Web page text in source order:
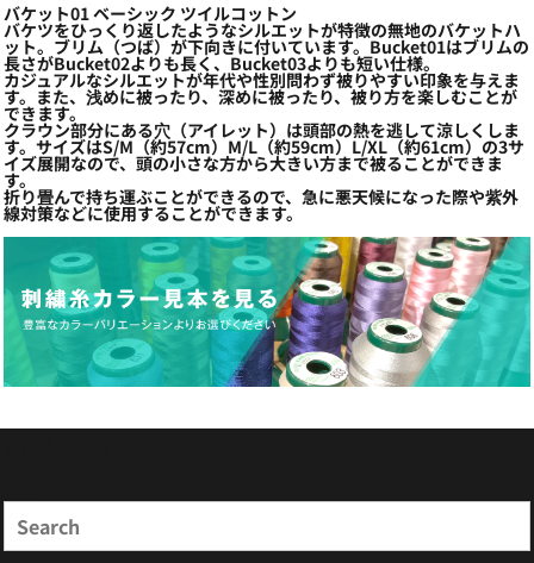
バケット01 ベーシック ツイルコットン
バケツをひっくり返したようなシルエットが特徴の無地のバケットハ
ット。ブリム（つば）が下向きに付いています。Bucket01はブリムの
長さがBucket02よりも長く、Bucket03よりも短い仕様。
カジュアルなシルエットが年代や性別問わず被りやすい印象を与えま
す。また、浅めに被ったり、深めに被ったり、被り方を楽しむことが
できます。
クラウン部分にある穴（アイレット）は頭部の熱を逃して涼しくしま
す。サイズはS/M（約57cm）M/L（約59cm）L/XL（約61cm）の3サ
イズ展開なので、頭の小さな方から大きい方まで被ることができま
す。
折り畳んで持ち運ぶことができるので、急に悪天候になった際や紫外
線対策などに使用することができます。